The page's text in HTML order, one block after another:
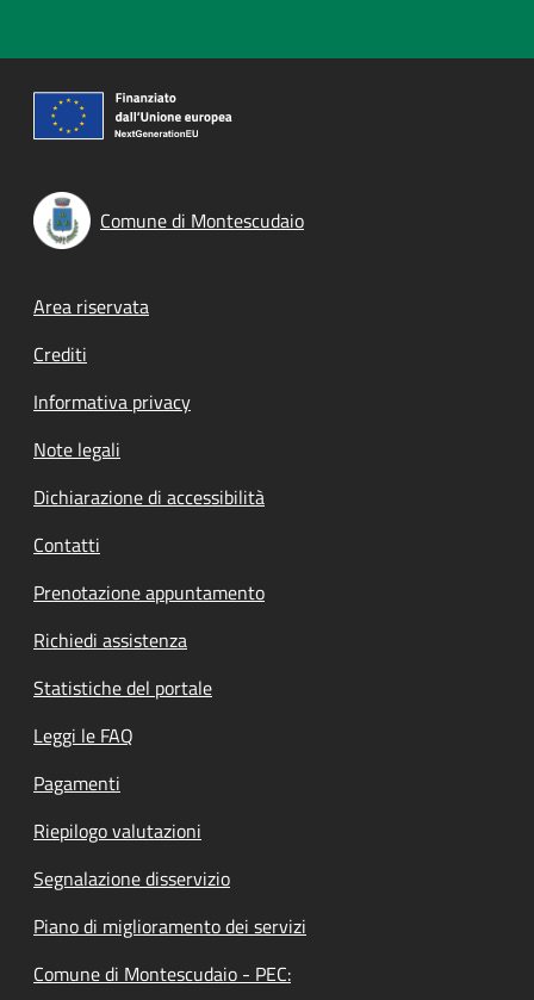
Comune di Montescudaio
Footer menu
Area riservata
Crediti
Informativa privacy
Note legali
Dichiarazione di accessibilità
Contatti
Prenotazione appuntamento
Richiedi assistenza
Statistiche del portale
Leggi le FAQ
Pagamenti
Riepilogo valutazioni
Segnalazione disservizio
Piano di miglioramento dei servizi
Comune di Montescudaio - PEC: